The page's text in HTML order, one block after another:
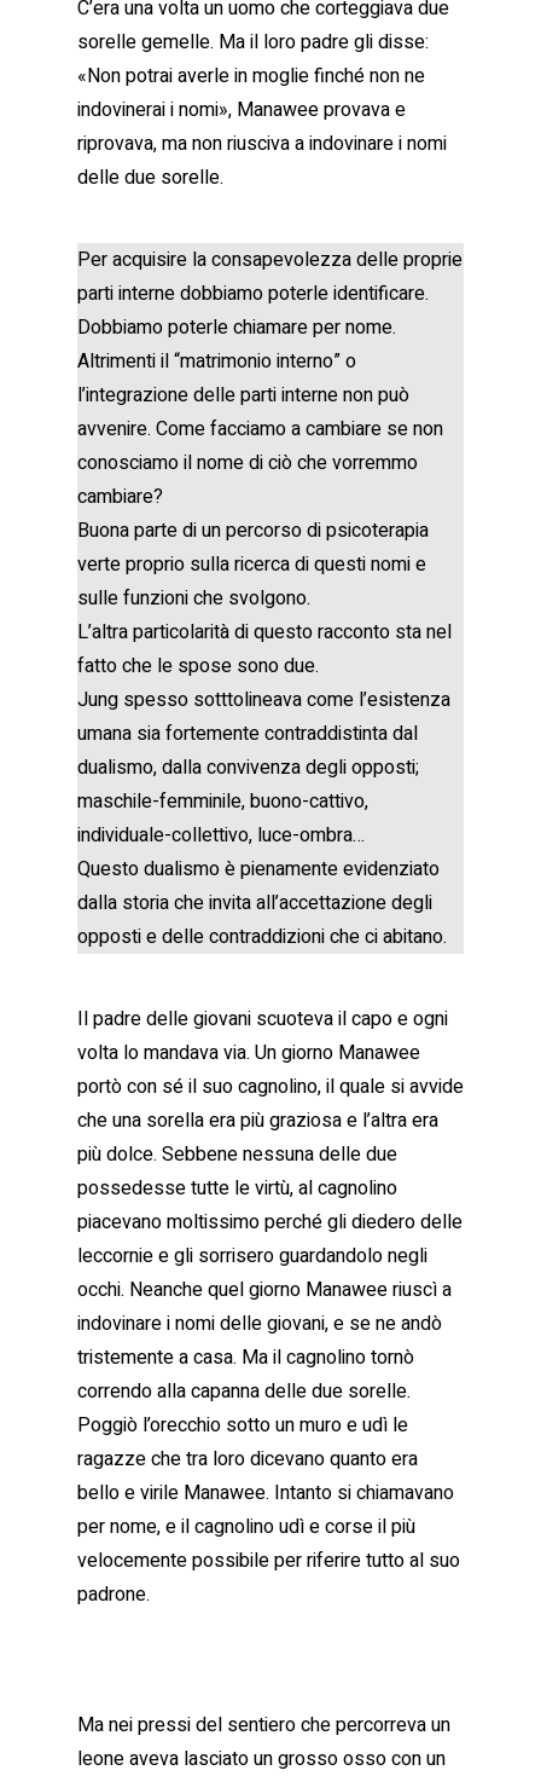
C’era una volta un uomo che corteggiava due
sorelle gemelle. Ma il loro padre gli disse:
«Non potrai averle in moglie finché non ne
indovinerai i nomi», Manawee provava e
riprovava, ma non riusciva a indovinare i nomi
delle due sorelle.
Per acquisire la consapevolezza delle proprie
parti interne dobbiamo poterle identificare.
Dobbiamo poterle chiamare per nome.
Altrimenti il “matrimonio interno” o
l’integrazione delle parti interne non può
avvenire. Come facciamo a cambiare se non
conosciamo il nome di ciò che vorremmo
cambiare?
Buona parte di un percorso di psicoterapia
verte proprio sulla ricerca di questi nomi e
sulle funzioni che svolgono.
L’altra particolarità di questo racconto sta nel
fatto che le spose sono due.
Jung spesso sotttolineava come l’esistenza
umana sia fortemente contraddistinta dal
dualismo, dalla convivenza degli opposti;
maschile-femminile, buono-cattivo,
individuale-collettivo, luce-ombra…
Questo dualismo è pienamente evidenziato
dalla storia che invita all’accettazione degli
opposti e delle contraddizioni che ci abitano.
Il padre delle giovani scuoteva il capo e ogni
volta lo mandava via. Un giorno Manawee
portò con sé il suo cagnolino, il quale si avvide
che una sorella era più graziosa e l’altra era
più dolce. Sebbene nessuna delle due
possedesse tutte le virtù, al cagnolino
piacevano moltissimo perché gli diedero delle
leccornie e gli sorrisero guardandolo negli
occhi. Neanche quel giorno Manawee riuscì a
indovinare i nomi delle giovani, e se ne andò
tristemente a casa. Ma il cagnolino tornò
correndo alla capanna delle due sorelle.
Poggiò l’orecchio sotto un muro e udì le
ragazze che tra loro dicevano quanto era
bello e virile Manawee. Intanto si chiamavano
per nome, e il cagnolino udì e corse il più
velocemente possibile per riferire tutto al suo
padrone.
Ma nei pressi del sentiero che percorreva un
leone aveva lasciato un grosso osso con un